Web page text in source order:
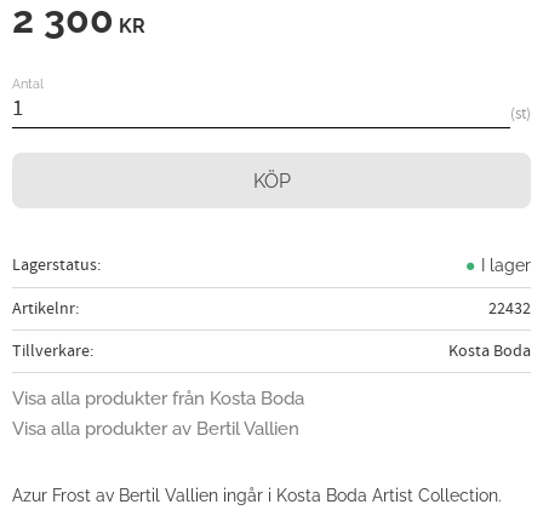
2 300 KR
Antal
st
KÖP
Lagerstatus I lager
Artikelnr
22432
Tillverkare
Kosta Boda
Visa alla produkter från Kosta Boda
Visa alla produkter av Bertil Vallien
Azur Frost av Bertil Vallien ingår i Kosta Boda Artist Collection.